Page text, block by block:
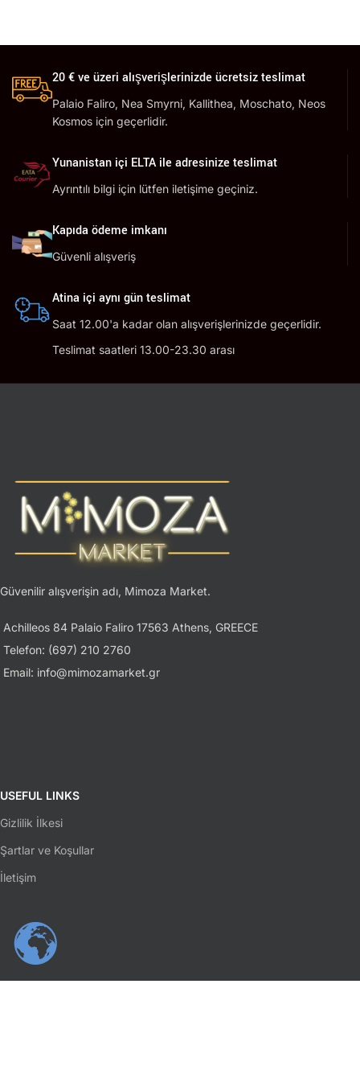
20 € ve üzeri alışverişlerinizde ücretsiz teslimat
Palaio Faliro, Nea Smyrni, Kallithea, Moschato, Neos
Kosmos için geçerlidir.
Yunanistan içi ELTA ile adresinize teslimat
Ayrıntılı bilgi için lütfen iletişime geçiniz.
Kapıda ödeme imkanı
Güvenli alışveriş
Atina içi aynı gün teslimat
Saat 12.00'a kadar olan alışverişlerinizde geçerlidir.
Teslimat saatleri 13.00-23.30 arası
Güvenilir alışverişin adı, Mimoza Market.
Achilleos 84 Palaio Faliro 17563 Athens, GREECE
Telefon: (697) 210 2760
Email: info@mimozamarket.gr
USEFUL LINKS
Gizlilik İlkesi
Şartlar ve Koşullar
İletişim